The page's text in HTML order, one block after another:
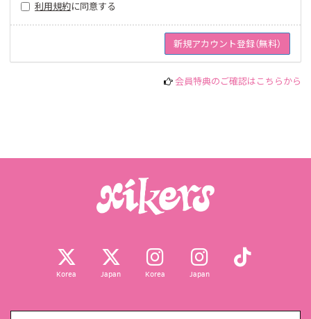
利用規約に同意する
会員特典のご確認はこちらから
Korea Japan Korea Japan